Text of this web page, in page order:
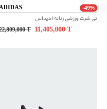
ADIDAS -49%
تی شرت ورزشی زنانه ادیداس
22,809,000 T 11,405,000